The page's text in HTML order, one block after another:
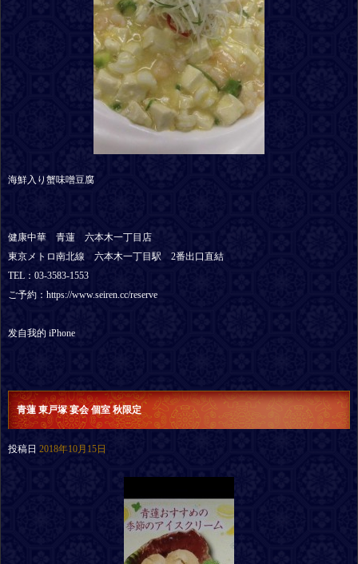
海鮮入り蟹味噌豆腐
健康中華 青蓮 六本木一丁目店
東京メトロ南北線 六本木一丁目駅 2番出口直結
TEL：03-3583-1553
ご予約：https://www.seiren.cc/reserve
发自我的 iPhone
青蓮 東戸塚 宴会 個室 秋限定
投稿日 2018年10月15日